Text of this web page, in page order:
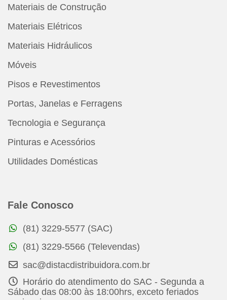
Materiais de Construção
Materiais Elétricos
Materiais Hidráulicos
Móveis
Pisos e Revestimentos
Portas, Janelas e Ferragens
Tecnologia e Segurança
Pinturas e Acessórios
Utilidades Domésticas
Fale Conosco
(81) 3229-5577 (SAC)
(81) 3229-5566 (Televendas)
sac@distacdistribuidora.com.br
Horário do atendimento do SAC - Segunda a
Sábado das 08:00 às 18:00hrs, exceto feriados